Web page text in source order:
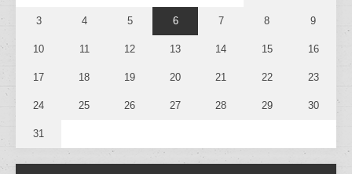
3 4 5 6 7 8 9
10 11 12 13 14 15 16
17 18 19 20 21 22 23
24 25 26 27 28 29 30
31